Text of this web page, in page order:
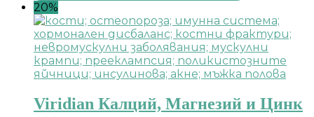
20%
Viridian Калций, Магнезий и Цинк